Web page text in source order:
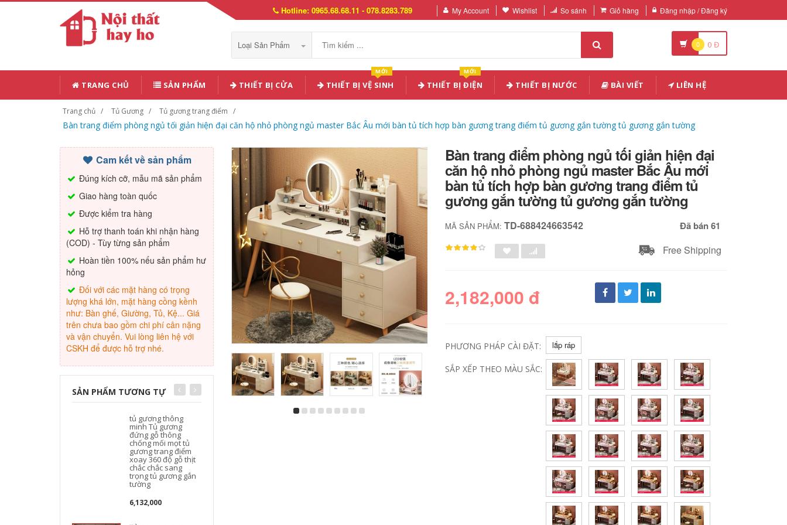
Hotline: 0965.68.68.11 - 078.8283.789 My Account Wishlist So sánh Giỏ hàng Đăng nhập / Đăng ký
Loại Sản Phẩm 0 0 Đ
TRANG CHỦ SẢN PHẨM THIẾT BỊ CỬA THIẾT BỊ VỆ SINH
MỚI
THIẾT BỊ ĐIỆN
MỚI
THIẾT BỊ NƯỚC BÀI VIẾT LIÊN HỆ
Trang chủ Tủ Gương Tủ gương trang điểm
Bàn trang điểm phòng ngủ tối giản hiện đại căn hộ nhỏ phòng ngủ master Bắc Âu mới bàn tủ tích hợp bàn gương trang điểm tủ gương gắn tường tủ gương gắn tường
Cam kết về sản phẩm
Đúng kích cỡ, mẫu mã sản phẩm
Giao hàng toàn quốc
Được kiểm tra hàng
Hỗ trợ thanh toán khi nhận hàng
(COD) - Tùy từng sản phẩm
Hoàn tiền 100% nếu sản phẩm hư
hỏng
Đối với các mặt hàng có trọng
lượng khá lớn, mặt hàng cồng kềnh
như: Bàn ghế, Giường, Tủ, Kệ... Giá
trên chưa bao gồm chi phí cân nặng
và vận chuyển. Vui lòng liên hệ với
CSKH để được hỗ trợ nhé.
SẢN PHẨM TƯƠNG TỰ
tủ gương thông
minh Tủ gương
đứng gỗ thông
chống mối mọt tủ
gương trang điểm
xoay 360 độ gỗ thịt
chắc chắc sang
trọng tủ gương gắn
tường
6,132,000
Bàn trang điểm phòng ngủ tối giản hiện đại
căn hộ nhỏ phòng ngủ master Bắc Âu mới
bàn tủ tích hợp bàn gương trang điểm tủ
gương gắn tường tủ gương gắn tường
MÃ SẢN PHẨM:TD-688424663542 Đã bán 61
Free Shipping
2,182,000 đ
PHƯƠNG PHÁP CÀI ĐẶT: lắp ráp
SẮP XẾP THEO MÀU SẮC: